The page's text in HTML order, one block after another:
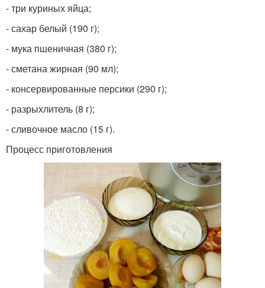
- три куриных яйца;
- сахар белый (190 г);
- мука пшеничная (380 г);
- сметана жирная (90 мл);
- консервированные персики (290 г);
- разрыхлитель (8 г);
- сливочное масло (15 г).
Процесс приготовления